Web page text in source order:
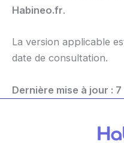
Habineo.fr.
La version applicable
date de consultation.
Dernière mise à jour :